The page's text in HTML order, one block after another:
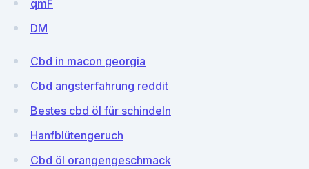
qmF
DM
Cbd in macon georgia
Cbd angsterfahrung reddit
Bestes cbd öl für schindeln
Hanfblütengeruch
Cbd öl orangengeschmack